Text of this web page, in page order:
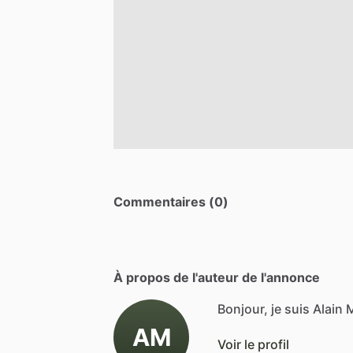
Commentaires (0)
À propos de l'auteur de l'annonce
AM
Bonjour, je suis Alain
Voir le profil